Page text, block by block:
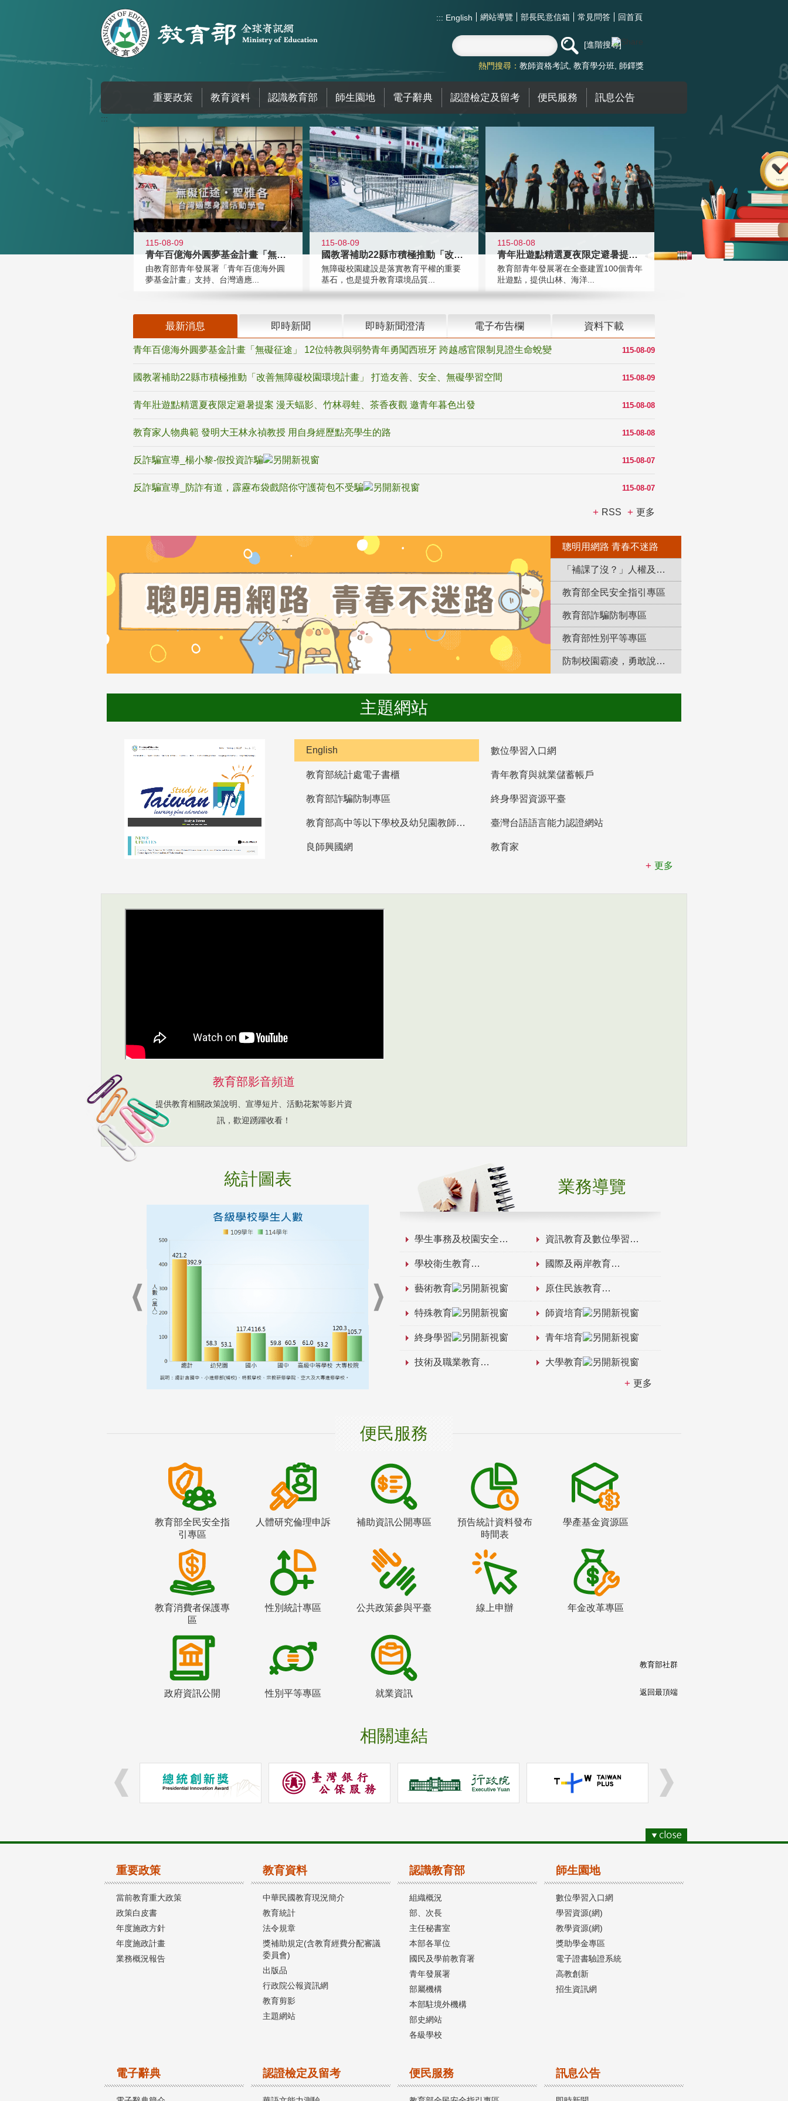
::: English 網站導覽 部長民意信箱 常見問答 回首頁
進階搜尋
熱門搜尋： 教師資格考試 教育學分班 師鐸獎
重要政策 教育資料 認識教育部 師生園地 電子辭典 認證檢定及留考 便民服務 訊息公告
:::
115-08-09
青年百億海外圓夢基金計畫「無礙征途
由教育部青年發展署「青年百億海外圓
夢基金計畫」支持、台灣適應...
115-08-09
國教署補助22縣市積極推動「改善無
無障礙校園建設是落實教育平權的重要
基石，也是提升教育環境品質...
115-08-08
青年壯遊點精選夏夜限定避暑提案 漫
教育部青年發展署在全臺建置100個青年
壯遊點，提供山林、海洋...
最新消息 即時新聞 即時新聞澄清 電子布告欄 資料下載
115-08-09
青年百億海外圓夢基金計畫「無礙征途」 12位特教與弱勢青年勇闖西班牙 跨越感官限制見證生命蛻變
115-08-09
國教署補助22縣市積極推動「改善無障礙校園環境計畫」 打造友善、安全、無礙學習空間
115-08-08
青年壯遊點精選夏夜限定避暑提案 漫天蝠影、竹林尋蛙、茶香夜觀 邀青年暮色出發
115-08-08
教育家人物典範 發明大王林永禎教授 用自身經歷點亮學生的路
115-08-07
反詐騙宣導_楊小黎-假投資詐騙
115-08-07
反詐騙宣導_防詐有道，霹靂布袋戲陪你守護荷包不受騙
RSS 更多
聰明用網路 青春不迷路
「補課了沒？」人權及轉型正義教育專區
教育部全民安全指引專區
教育部詐騙防制專區
教育部性別平等專區
防制校園霸凌，勇敢說出來！
主題網站
English 數位學習入口網
教育部統計處電子書櫃 青年教育與就業儲蓄帳戶
教育部詐騙防制專區 終身學習資源平臺
教育部高中等以下學校及幼兒園教師資格檢定考試 臺灣台語語言能力認證網站
良師興國網
教育家
更多
教育部影音頻道
提供教育相關政策說明、宣導短片、活動花絮等影片資
訊，歡迎踴躍收看！
統計圖表 業務導覽
學生事務及校園安全 資訊教育及數位學習
學校衛生教育 國際及兩岸教育
藝術教育 原住民族教育
特殊教育 師資培育
終身學習 青年培育
技術及職業教育 大學教育
更多
便民服務
教育部全民安全指
引專區
人體研究倫理申訴 補助資訊公開專區
預告統計資料發布
時間表
學產基金資源區
教育消費者保護專
區
性別統計專區 公共政策參與平臺 線上申辦 年金改革專區
政府資訊公開 性別平等專區 就業資訊
相關連結
教育部社群
返回最頂端
重要政策
當前教育重大政策
政策白皮書
年度施政方針
年度施政計畫
業務概況報告
教育資料
中華民國教育現況簡介
教育統計
法令規章
獎補助規定(含教育經費分配審議
委員會)
出版品
行政院公報資訊網
教育剪影
主題網站
認識教育部
組織概況
部、次長
主任秘書室
本部各單位
國民及學前教育署
青年發展署
部屬機構
本部駐境外機構
部史網站
各級學校
師生園地
數位學習入口網
學習資源(網)
教學資源(網)
獎助學金專區
電子證書驗證系統
高教創新
招生資訊網
電子辭典 認證檢定及留考 便民服務 訊息公告